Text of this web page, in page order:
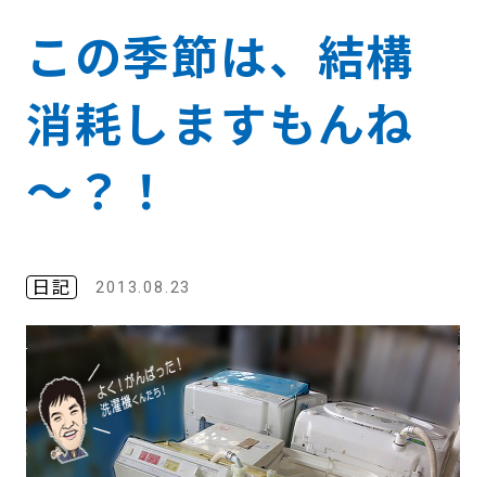
この季節は、結構
消耗しますもんね
～？！
日記 2013.08.23